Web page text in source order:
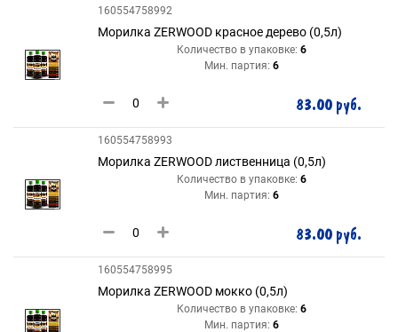
160554758992
Морилка ZERWOOD красное дерево (0,5л)
Количество в упаковке: 6
Мин. партия: 6
83.00 руб.
160554758993
Морилка ZERWOOD лиственница (0,5л)
Количество в упаковке: 6
Мин. партия: 6
83.00 руб.
160554758995
Морилка ZERWOOD мокко (0,5л)
Количество в упаковке: 6
Мин. партия: 6